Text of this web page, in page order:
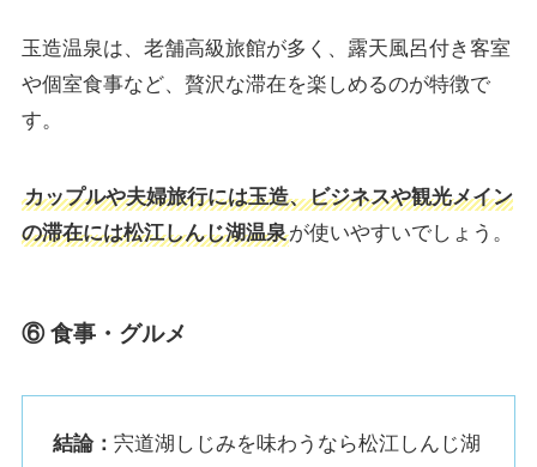
玉造温泉は、老舗高級旅館が多く、露天風呂付き客室
や個室食事など、贅沢な滞在を楽しめるのが特徴で
す。
カップルや夫婦旅行には玉造、ビジネスや観光メイン
の滞在には松江しんじ湖温泉が使いやすいでしょう。
⑥ 食事・グルメ
結論：宍道湖しじみを味わうなら松江しんじ湖